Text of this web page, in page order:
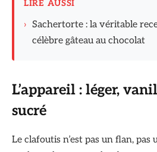
LIRE AUSSI
› Sachertorte : la véritable
célèbre gâteau au chocolat
L’appareil : léger,
sucré
Le clafoutis n’est pas un flan, pas